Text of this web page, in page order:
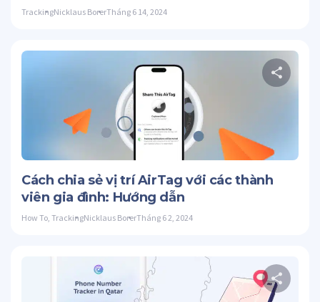
TrackingNicklaus BorerTháng 6 14, 2024
Twitter
Cách chia sẻ vị trí AirTag với các thành
viên gia đình: Hướng dẫn
How To TrackingNicklaus BorerTháng 6 2, 2024